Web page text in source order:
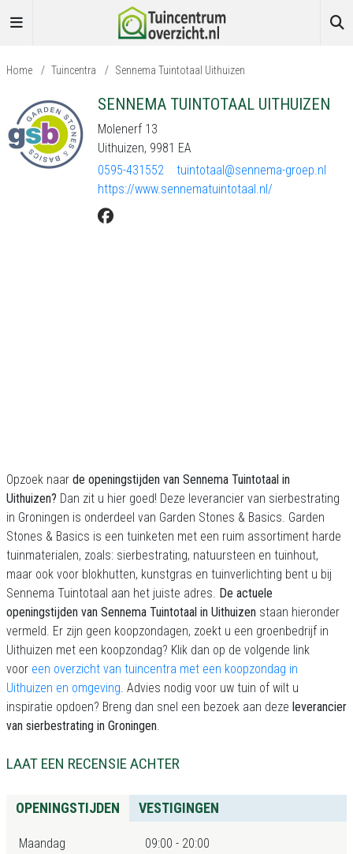
Home / Tuincentra / Sennema Tuintotaal Uithuizen
SENNEMA TUINTOTAAL UITHUIZEN
Molenerf 13
Uithuizen, 9981 EA
0595-431552
tuintotaal@sennema-groep.nl
https://www.sennematuintotaal.nl/
Opzoek naar de openingstijden van Sennema Tuintotaal in
Uithuizen? Dan zit u hier goed! Deze leverancier van sierbestrating
in Groningen is onderdeel van Garden Stones & Basics. Garden
Stones & Basics is een tuinketen met een ruim assortiment harde
tuinmaterialen, zoals: sierbestrating, natuursteen en tuinhout,
maar ook voor blokhutten, kunstgras en tuinverlichting bent u bij
Sennema Tuintotaal aan het juiste adres. De actuele
openingstijden van Sennema Tuintotaal in Uithuizen staan hieronder
vermeld. Er zijn geen koopzondagen, zoekt u een groenbedrijf in
Uithuizen met een koopzondag? Klik dan op de volgende link
voor een overzicht van tuincentra met een koopzondag in
Uithuizen en omgeving. Advies nodig voor uw tuin of wilt u
inspiratie opdoen? Breng dan snel een bezoek aan deze leverancier
van sierbestrating in Groningen.
LAAT EEN RECENSIE ACHTER
OPENINGSTIJDEN VESTIGINGEN
Maandag
09:00 - 20:00